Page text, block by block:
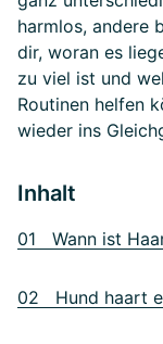
harmlos, andere
dir, woran es
zu viel ist und
Routinen helfen
wieder ins
Inhalt
01 Wann ist
02 Hund haart